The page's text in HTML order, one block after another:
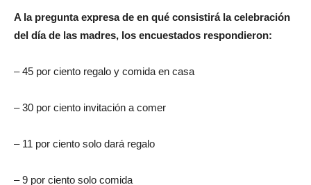
A la pregunta expresa de en qué consistirá la celebración
del día de las madres, los encuestados respondieron:
– 45 por ciento regalo y comida en casa
– 30 por ciento invitación a comer
– 11 por ciento solo dará regalo
– 9 por ciento solo comida